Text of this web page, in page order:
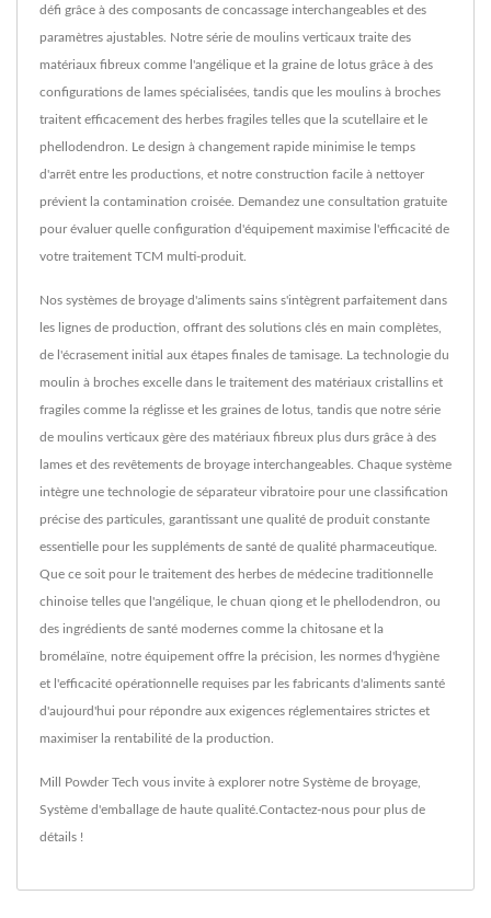
défi grâce à des composants de concassage interchangeables et des
paramètres ajustables. Notre série de moulins verticaux traite des
matériaux fibreux comme l'angélique et la graine de lotus grâce à des
configurations de lames spécialisées, tandis que les moulins à broches
traitent efficacement des herbes fragiles telles que la scutellaire et le
phellodendron. Le design à changement rapide minimise le temps
d'arrêt entre les productions, et notre construction facile à nettoyer
prévient la contamination croisée. Demandez une consultation gratuite
pour évaluer quelle configuration d'équipement maximise l'efficacité de
votre traitement TCM multi-produit.
Nos systèmes de broyage d'aliments sains s'intègrent parfaitement dans
les lignes de production, offrant des solutions clés en main complètes,
de l'écrasement initial aux étapes finales de tamisage. La technologie du
moulin à broches excelle dans le traitement des matériaux cristallins et
fragiles comme la réglisse et les graines de lotus, tandis que notre série
de moulins verticaux gère des matériaux fibreux plus durs grâce à des
lames et des revêtements de broyage interchangeables. Chaque système
intègre une technologie de séparateur vibratoire pour une classification
précise des particules, garantissant une qualité de produit constante
essentielle pour les suppléments de santé de qualité pharmaceutique.
Que ce soit pour le traitement des herbes de médecine traditionnelle
chinoise telles que l'angélique, le chuan qiong et le phellodendron, ou
des ingrédients de santé modernes comme la chitosane et la
bromélaïne, notre équipement offre la précision, les normes d'hygiène
et l'efficacité opérationnelle requises par les fabricants d'aliments santé
d'aujourd'hui pour répondre aux exigences réglementaires strictes et
maximiser la rentabilité de la production.
Mill Powder Tech vous invite à explorer notre Système de broyage
Système d'emballage de haute qualité. Contactez-nous pour plus de
détails !